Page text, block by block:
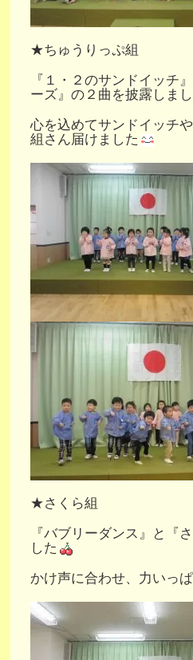
★ちゅうりっぷ組
『１・２のサンドイッチ
ーズ』の２曲を披露しまし
心を込めてサンドイッチ
組さん届けました
★さくら組
『バブリーダンス』と『
した
かけ声に合わせ、力いっ